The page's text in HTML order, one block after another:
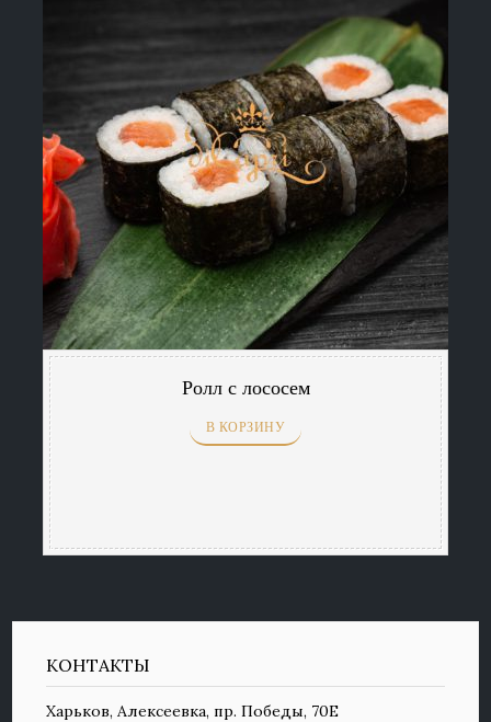
Ролл с лососем
В КОРЗИНУ
КОНТАКТЫ
Харьков, Алексеевка, пр. Победы, 70Е